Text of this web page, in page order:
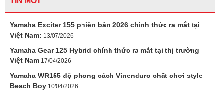
Yamaha Exciter 155 phiên bản 2026 chính thức ra mắt tại
Việt Nam: 13/07/2026
Yamaha Gear 125 Hybrid chính thức ra mắt tại thị trường
Việt Nam 17/04/2026
Yamaha WR155 độ phong cách Vinenduro chất chơi style
Beach Boy 10/04/2026